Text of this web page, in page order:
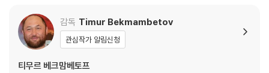
감독 Timur Bekmambetov
관심작가 알림신청
티무르 베크맘베토프